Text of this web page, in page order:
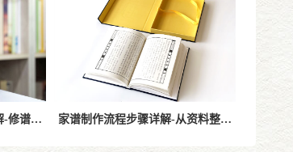
家谱编写资料准备清单详解-修谱前必须准备的家谱资料指南 家谱制作流程步骤详解-从资料整理到排版印刷的完整修谱指南